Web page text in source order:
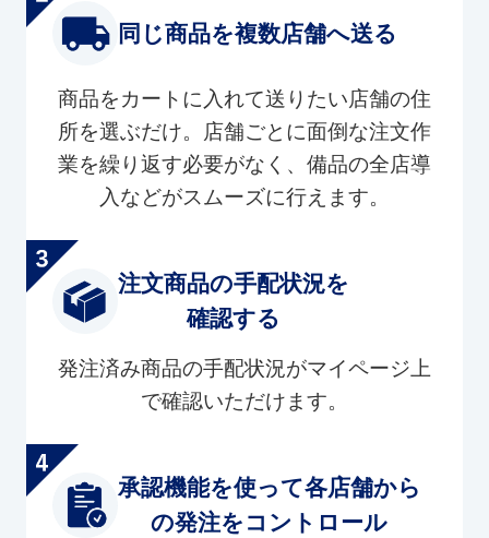
同じ商品を複数店舗へ送る
商品をカートに入れて送りたい店舗の住
所を選ぶだけ。店舗ごとに面倒な注文作
業を繰り返す必要がなく、備品の全店導
入などがスムーズに行えます。
注文商品の手配状況を
確認する
発注済み商品の手配状況がマイページ上
で確認いただけます。
承認機能を使って各店舗から
の発注をコントロール